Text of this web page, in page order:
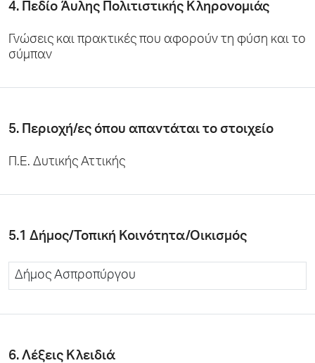
4. Πεδίο Άυλης Πολιτιστικής Κληρονομιάς
Γνώσεις και πρακτικές που αφορούν τη φύση και το
σύμπαν
5. Περιοχή/ες όπου απαντάται το στοιχείο
Π.Ε. Δυτικής Αττικής
5.1 Δήμος/Τοπική Κοινότητα/Οικισμός
Δήμος Ασπροπύργου
6. Λέξεις Κλειδιά